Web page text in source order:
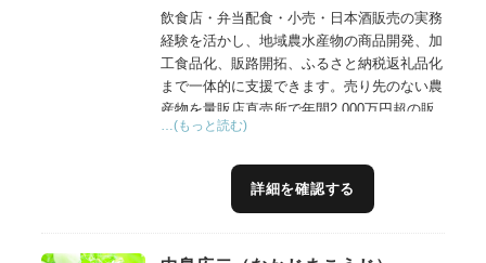
飲食店・弁当配食・小売・日本酒販売の実務
経験を活かし、地域農水産物の商品開発、加
工食品化、販路開拓、ふるさと納税返礼品化
まで一体的に支援できます。売り先のない農
産物を量販店直売所で年間2,000万円超の販
売につなげた経験や、琉大ミーバイラーメン
グの経験を活かし、農漁業者の所得向上と地
域内経済循環に貢献します。
…(もっと読む)
詳細を確認する